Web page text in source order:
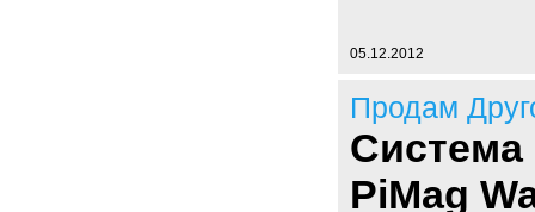
05.12.2012
Продам
PiMag